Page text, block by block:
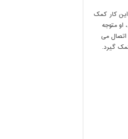
کار کمک
او متوجه
اتصال می
گیرد.